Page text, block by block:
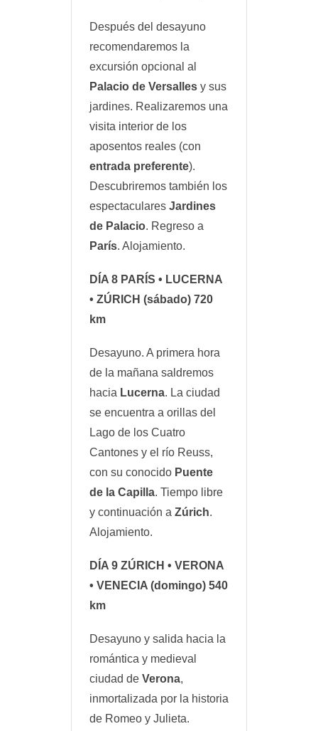
Después del desayuno
recomendaremos la
excursión opcional al
Palacio de Versalles y sus
jardines. Realizaremos una
visita interior de los
aposentos reales (con
entrada preferente).
Descubriremos también los
espectaculares Jardines
de Palacio. Regreso a
París. Alojamiento.
DÍA 8 PARÍS • LUCERNA
• ZÚRICH (sábado) 720
km
Desayuno. A primera hora
de la mañana saldremos
hacia Lucerna. La ciudad
se encuentra a orillas del
Lago de los Cuatro
Cantones y el río Reuss,
con su conocido Puente
de la Capilla. Tiempo libre
y continuación a Zúrich.
Alojamiento.
DÍA 9 ZÚRICH • VERONA
• VENECIA (domingo) 540
km
Desayuno y salida hacia la
romántica y medieval
ciudad de Verona,
inmortalizada por la historia
de Romeo y Julieta.